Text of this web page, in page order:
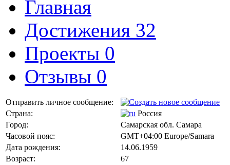
Главная
Достижения 32
Проекты 0
Отзывы 0
Отправить личное сообщение:
Страна:
Россия
Город:
Самарская обл. Самара
Часовой пояс:
GMT+04:00 Europe/Samara
Дата рождения:
14.06.1959
Возраст:
67